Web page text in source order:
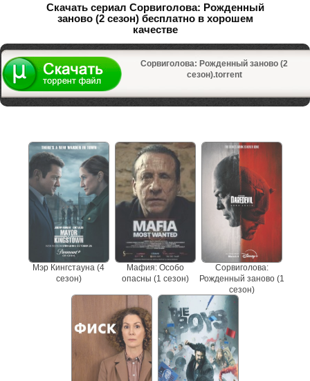
Скачать сериал Сорвиголова: Рожденный
заново (2 сезон) бесплатно в хорошем
качестве
Сорвиголова: Рожденный заново (2
сезон).torrent
Мэр Кингстауна (4
сезон)
Мафия: Особо
опасны (1 сезон)
Сорвиголова:
Рожденный заново (1
сезон)